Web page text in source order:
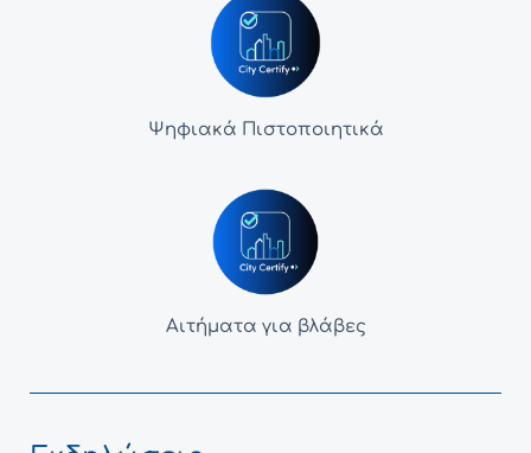
Ψηφιακά Πιστοποιητικά
Αιτήματα για βλάβες